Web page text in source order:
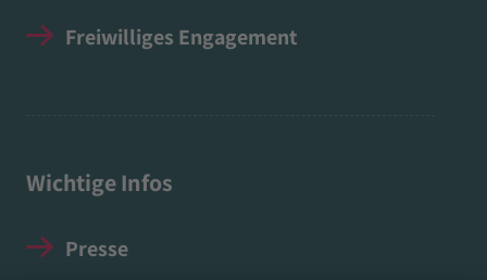
Freiwilliges Engagement
Wichtige Infos
Presse